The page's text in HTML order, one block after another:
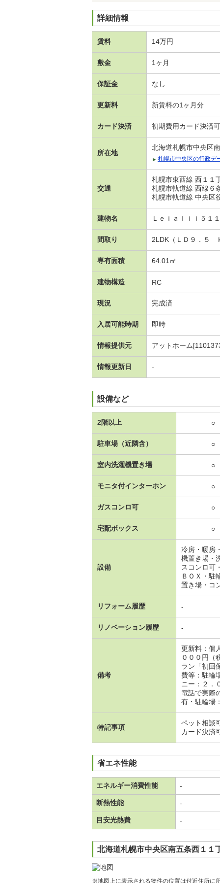
詳細情報
賃料 14万円
敷金 1ヶ月
保証金 なし
更新料 新賃料の1ヶ月分
カード決済 初期費用カード決済可
所在地
北海道札幌市中央区
札幌市中央区の行政デ
交通
札幌市東西線 西１１
札幌市軌道線 西線６
札幌市軌道線 中央区
建物名 Ｌｅｉａｌｉｉ５１
間取り 2LDK（ＬＤ９．５
専有面積 64.01㎡
建物構造 RC
現況 完成済
入居可能時期 即時
情報提供元 アットホーム
情報更新日 -
設備など
2階以上 ○
駐車場（近隣含） ○
室内洗濯機置き場 ○
モニタ付インターホン ○
ガスコンロ可 ○
宅配ボックス ○
設備
冷房・暖房
機置き場・
スコンロ可
ＢＯＸ・駐
置き場・コ
リフォーム履歴 -
リノベーション履歴 -
備考
更新料：個
０００円
ラン「初回
費等：駐輪
ニー：２．
電話で実際
有・駐輪場
特記事項
ペット相談
カード決済
省エネ性能
エネルギー消費性能 -
断熱性能 -
目安光熱費 -
北海道札幌市中央区南五条西１１
※地図上に表示される物件の位置は付近住所に